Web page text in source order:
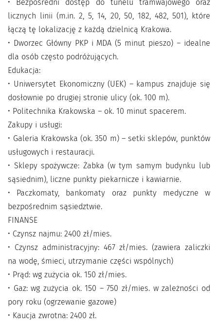
• Bezpośredni dostęp do tunelu tramwajowego oraz
licznych linii (m.in. 2, 5, 14, 20, 50, 182, 482, 501), które
łączą tę lokalizację z każdą dzielnicą Krakowa.
• Dworzec Główny PKP i MDA (5 minut pieszo) – idealne
dla osób często podróżujących.
Edukacja:
• Uniwersytet Ekonomiczny (UEK) – kampus znajduje się
dosłownie po drugiej stronie ulicy (ok. 100 m).
• Politechnika Krakowska – ok. 10 minut spacerem.
Zakupy i usługi:
• Galeria Krakowska (ok. 350 m) – setki sklepów, punktów
usługowych i restauracji.
• Sklepy spożywcze: Żabka (w tym samym budynku lub
sąsiednim), liczne punkty piekarnicze i kawiarnie.
• Paczkomaty, bankomaty oraz punkty medyczne w
bezpośrednim sąsiedztwie.
FINANSE
• Czynsz najmu: 2400 zł/mies.
• Czynsz administracyjny: 467 zł/mies. (zawiera zaliczki
na wodę, śmieci, utrzymanie części wspólnych)
• Prąd: wg zużycia ok. 150 zł/mies.
• Gaz: wg zużycia ok. 150 – 750 zł/mies. w zależności od
pory roku (ogrzewanie gazowe)
• Kaucja zwrotna: 2400 zł.